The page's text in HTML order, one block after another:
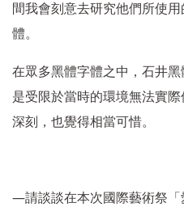
間我會刻意去研究他們所使
體。
在眾多黑體字體之中，石井
是受限於當時的環境無法實
深刻，也覺得相當可惜。
―請談談在本次國際藝術祭「